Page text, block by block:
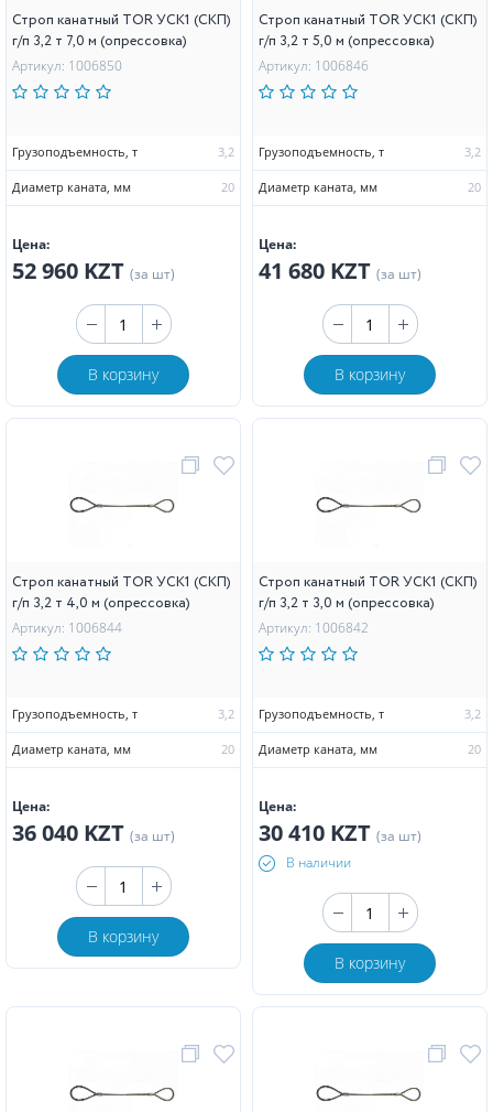
Строп канатный TOR УСК1 (СКП)
г/п 3,2 т 7,0 м (опрессовка)
Артикул: 1006850
Грузоподъемность, т 3,2
Диаметр каната, мм 20
Цена:
52 960 KZT (за шт)
В корзину
Строп канатный TOR УСК1 (СКП)
г/п 3,2 т 5,0 м (опрессовка)
Артикул: 1006846
Грузоподъемность, т 3,2
Диаметр каната, мм 20
Цена:
41 680 KZT (за шт)
В корзину
Строп канатный TOR УСК1 (СКП)
г/п 3,2 т 4,0 м (опрессовка)
Артикул: 1006844
Грузоподъемность, т 3,2
Диаметр каната, мм 20
Цена:
36 040 KZT (за шт)
В корзину
Строп канатный TOR УСК1 (СКП)
г/п 3,2 т 3,0 м (опрессовка)
Артикул: 1006842
Грузоподъемность, т 3,2
Диаметр каната, мм 20
Цена:
30 410 KZT (за шт)
В наличии
В корзину